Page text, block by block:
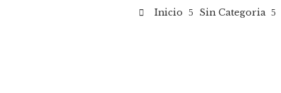
Inicio Sin Categoria